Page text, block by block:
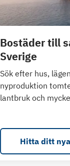
Bostäder till
Sverige
Sök efter hus,
nyproduktion
lantbruk och
Hitta ditt